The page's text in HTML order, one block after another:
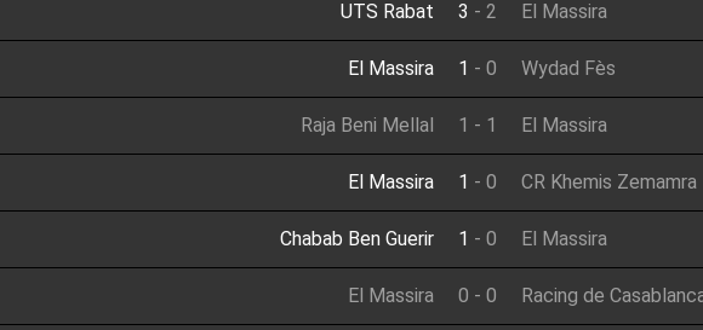
UTS Rabat 3 - 2 El Massira
El Massira 1 - 0 Wydad Fès
Raja Beni Mellal 1 - 1 El Massira
El Massira 1 - 0 CR Khemis Zemamra
Chabab Ben Guerir 1 - 0 El Massira
El Massira 0 - 0 Racing de